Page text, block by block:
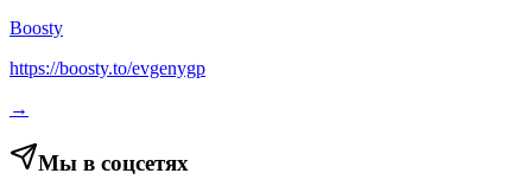
Boosty
https://boosty.to/evgenygp
→
Мы в соцсетях